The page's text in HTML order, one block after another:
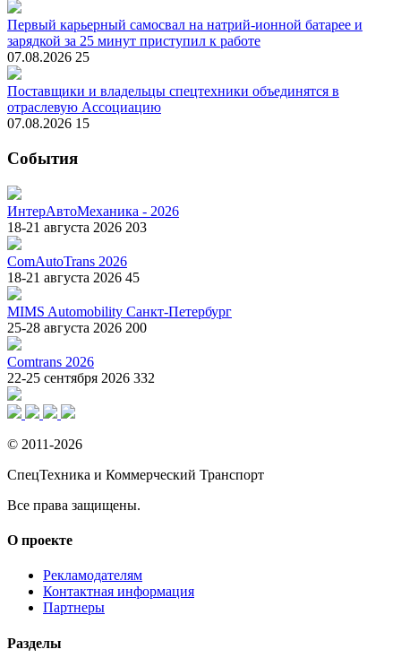
Первый карьерный самосвал на натрий-ионной батарее и
зарядкой за 25 минут приступил к работе
07.08.2026 25
Поставщики и владельцы спецтехники объединятся в
отраслевую Ассоциацию
07.08.2026 15
События
ИнтерАвтоМеханика - 2026
18-21 августа 2026 203
ComAutoTrans 2026
18-21 августа 2026 45
MIMS Automobility Санкт-Петербург
25-28 августа 2026 200
Comtrans 2026
22-25 сентября 2026 332
© 2011-2026
СпецТехника и Коммерческий Транспорт
Все права защищены.
О проекте
Рекламодателям
Контактная информация
Партнеры
Разделы